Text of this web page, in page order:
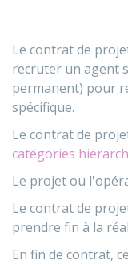
Le contrat de
recruter un agent
permanent) pour
spécifique.
Le contrat de
catégories
Le projet ou
Le contrat de
prendre fin à la
En fin de contrat,